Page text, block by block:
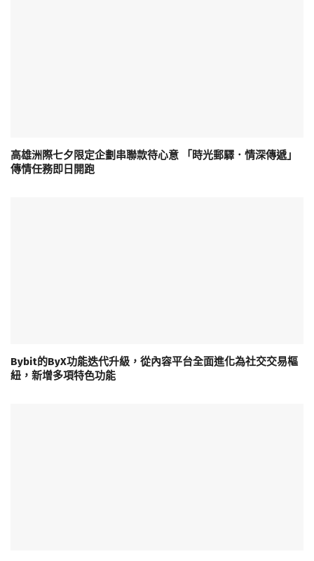
高雄洲際七夕限定企劃串聯款待心意 「時光郵驛．情深傳遞」
傳情任務即日開跑
Bybit的ByX功能迭代升級，從內容平台全面進化為社交交易樞
紐，新增多項特色功能